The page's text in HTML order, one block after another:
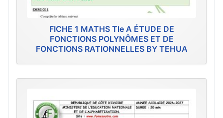
FICHE 1 MATHS Tle A ÉTUDE DE
FONCTIONS POLYNÔMES ET DE
FONCTIONS RATIONNELLES BY TEHUA